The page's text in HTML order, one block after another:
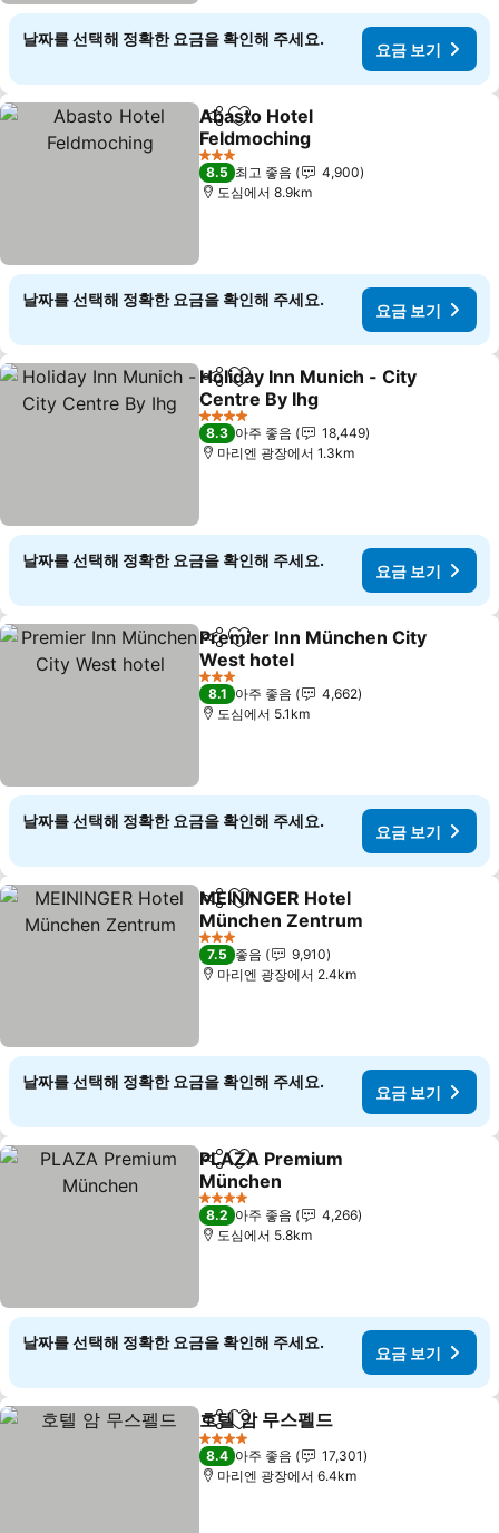
날짜를 선택해 정확한 요금을 확인해 주세요.
요금 보기
공유 즐겨찾기에 추가
Abasto Hotel
Feldmoching
3 성급
8.5 최고 좋음
4,900
도심에서 8.9km
날짜를 선택해 정확한 요금을 확인해 주세요.
요금 보기
공유 즐겨찾기에 추가
Holiday Inn Munich - City
Centre By Ihg
4 성급
8.3 아주 좋음
18,449
마리엔 광장에서 1.3km
날짜를 선택해 정확한 요금을 확인해 주세요.
요금 보기
공유 즐겨찾기에 추가
Premier Inn München City
West hotel
3 성급
8.1 아주 좋음
4,662
도심에서 5.1km
날짜를 선택해 정확한 요금을 확인해 주세요.
요금 보기
공유 즐겨찾기에 추가
MEININGER Hotel
München Zentrum
3 성급
7.5 좋음
9,910
마리엔 광장에서 2.4km
날짜를 선택해 정확한 요금을 확인해 주세요.
요금 보기
공유 즐겨찾기에 추가
PLAZA Premium
München
4 성급
8.2 아주 좋음
4,266
도심에서 5.8km
날짜를 선택해 정확한 요금을 확인해 주세요.
요금 보기
공유 즐겨찾기에 추가
호텔 암 무스펠드
4 성급
8.4 아주 좋음
17,301
마리엔 광장에서 6.4km